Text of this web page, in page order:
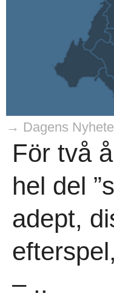
→ Dagens
För två
hel del
adept,
– ..